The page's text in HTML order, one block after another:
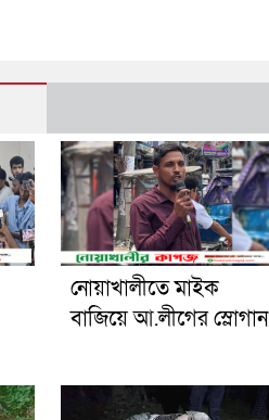
নোয়াখালীতে মাইক
বাজিয়ে আ.লীগের স্লোগান